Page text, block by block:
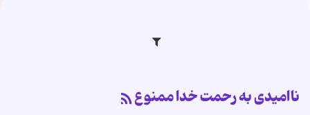
ناامیدی به رحمت خدا ممنوع